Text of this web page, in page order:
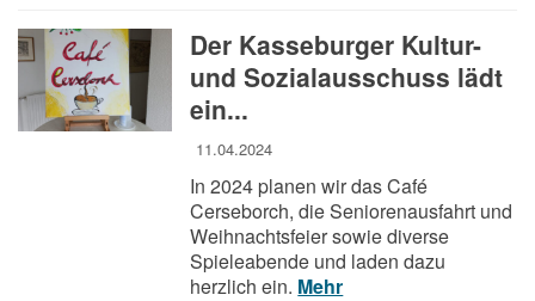
Der Kasseburger Kultur-
und Sozialausschuss lädt
ein...
11.04.2024
In 2024 planen wir das Café
Cerseborch, die Seniorenausfahrt und
Weihnachtsfeier sowie diverse
Spieleabende und laden dazu
herzlich ein. Mehr